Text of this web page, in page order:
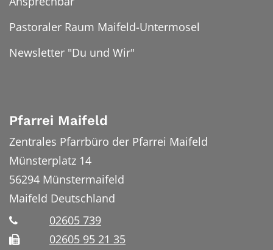
Pastoraler Raum Maifeld-Untermosel
Newsletter "Du und Wir"
Pfarrei Maifeld
Zentrales Pfarrbüro der Pfarrei Maifeld
Münsterplatz 14
56294 Münstermaifeld
Maifeld Deutschland
02605 739
02605 95 21 35